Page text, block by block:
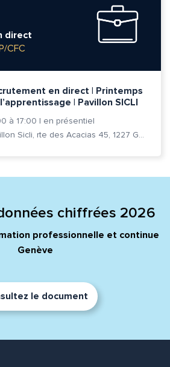
direct
CFC
en direct | Printemps
| Pavillon SICLI
à 17:00 | en présentiel
Pavillon Sicli, rte des Acacias 45, 1227 Genève
chiffrées 2026
professionnelle et continue
Genève
le document